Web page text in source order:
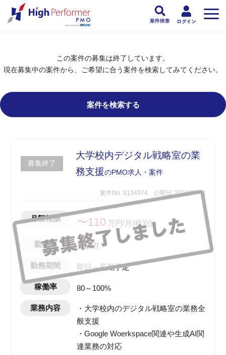
この案件の募集は終了しています。
現在募集中の案件から、ご希望に合う案件を検索してみてください。
案件を検索する
募集終了
大学校内デジタル戦略室の業
務支援のPMO求人・案件
案件No. 0134574 公開日: 2024/06/11
月額報酬 〜110 万円/月(税別)
勤務地 大阪府
勤務期間 即日～長期予定
稼働率 80～100%
業務内容
・大学校内のデジタル戦略室の業務全
般支援
・Google Woerkspace関連や生成AI関
連業務の対応